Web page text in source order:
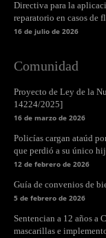
Directiva para la
reparatorio en casos de
16 de julio de 2026
Comunidad
Proyecto de Ley de la
14224/2025]
16 de marzo de 2026
Policías cargan ataúd
que perdió a su único
12 de febrero de 2026
Guía de convenios de
5 de febrero de 2026
Sentencian a 12 años a
mascarillas e